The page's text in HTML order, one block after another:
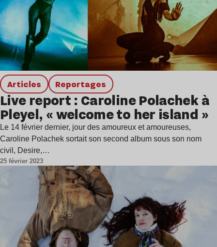
Articles Reportages
Live report : Caroline Polachek à
Pleyel, « welcome to her island »
Le 14 février dernier, jour des amoureux et amoureuses,
Caroline Polachek sortait son second album sous son nom
civil, Desire,…
25 février 2023